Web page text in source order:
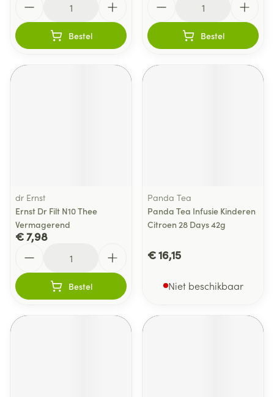
Bestel Bestel
dr Ernst
Ernst Dr Filt N10 Thee
Vermagerend
€ 7,98
Bestel
Panda Tea
Panda Tea Infusie Kinderen
Citroen 28 Days 42g
€ 16,15
Niet beschikbaar